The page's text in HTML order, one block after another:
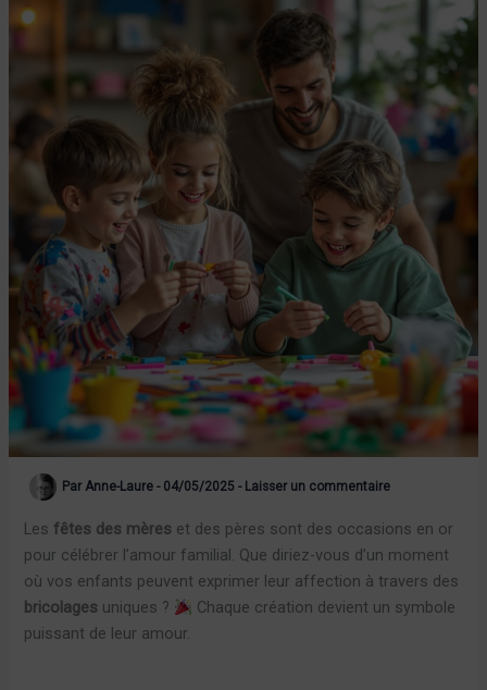
Par Anne-Laure- 04/05/2025- Laisser un commentaire
Les fêtes des mères et des pères sont des occasions en or
pour célébrer l’amour familial. Que diriez-vous d’un moment
où vos enfants peuvent exprimer leur affection à travers des
bricolages uniques ?
Chaque création devient un symbole
puissant de leur amour.